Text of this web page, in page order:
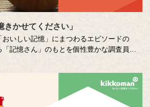
かせてください」
いしい記憶」にまつわるエピソードの
記憶さん」のもとを個性豊かな調査員が
ンタリーエンターテインメント番組です。
竹史 ナレーター：小野大輔（声優）